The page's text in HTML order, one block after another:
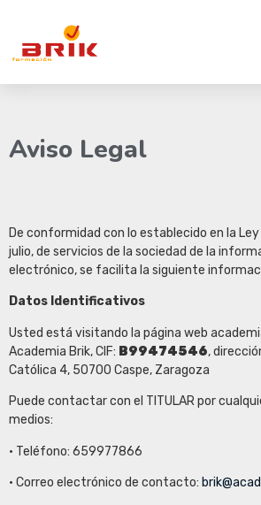
Aviso Legal
De conformidad con lo establecido en la
julio, de servicios de la sociedad de la
electrónico, se facilita la siguiente
Datos Identificativos
Usted está visitando la página web
Academia Brik, CIF: B99474546,
Católica 4, 50700 Caspe, Zaragoza
Puede contactar con el TITULAR por
medios:
• Teléfono: 659977866
• Correo electrónico de contacto: